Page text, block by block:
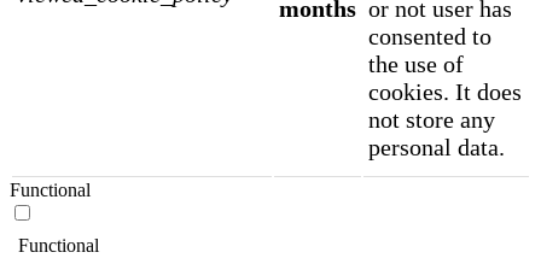
months or not user has
consented to
the use of
cookies. It does
not store any
personal data.
Functional
Functional